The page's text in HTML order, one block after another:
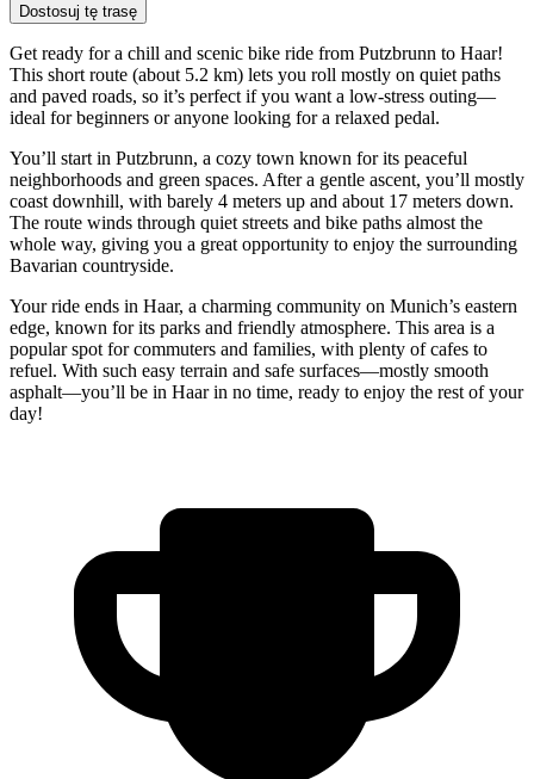
Dostosuj tę trasę
Get ready for a chill and scenic bike ride from Putzbrunn to Haar!
This short route (about 5.2 km) lets you roll mostly on quiet paths
and paved roads, so it’s perfect if you want a low-stress outing—
ideal for beginners or anyone looking for a relaxed pedal.
You’ll start in Putzbrunn, a cozy town known for its peaceful
neighborhoods and green spaces. After a gentle ascent, you’ll mostly
coast downhill, with barely 4 meters up and about 17 meters down.
The route winds through quiet streets and bike paths almost the
whole way, giving you a great opportunity to enjoy the surrounding
Bavarian countryside.
Your ride ends in Haar, a charming community on Munich’s eastern
edge, known for its parks and friendly atmosphere. This area is a
popular spot for commuters and families, with plenty of cafes to
refuel. With such easy terrain and safe surfaces—mostly smooth
asphalt—you’ll be in Haar in no time, ready to enjoy the rest of your
day!